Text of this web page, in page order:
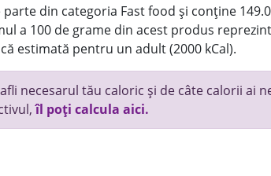
din categoria Fast food și conține
a 100 de grame din acest produs
estimată pentru un adult (2000 kCal).
necesarul tău caloric și de câte calorii ai
îl poți calcula aici.